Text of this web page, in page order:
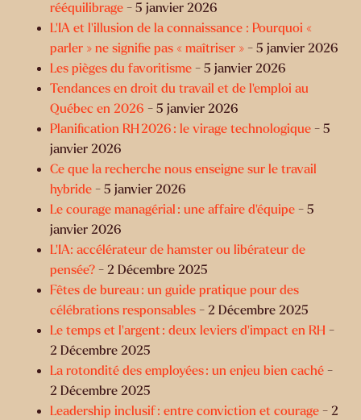
rééquilibrage - 5 janvier 2026
L’IA et l’illusion de la connaissance : Pourquoi «
parler » ne signifie pas « maîtriser » - 5 janvier 2026
Les pièges du favoritisme - 5 janvier 2026
Tendances en droit du travail et de l’emploi au
Québec en 2026 - 5 janvier 2026
Planification RH 2026 : le virage technologique - 5
janvier 2026
Ce que la recherche nous enseigne sur le travail
hybride - 5 janvier 2026
Le courage managérial : une affaire d’équipe - 5
janvier 2026
L’IA: accélérateur de hamster ou libérateur de
pensée? - 2 Décembre 2025
Fêtes de bureau : un guide pratique pour des
célébrations responsables - 2 Décembre 2025
Le temps et l’argent : deux leviers d’impact en RH -
2 Décembre 2025
La rotondité des employées : un enjeu bien caché -
2 Décembre 2025
Leadership inclusif : entre conviction et courage - 2